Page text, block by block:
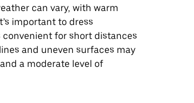
can vary, with warm
important to dress
for short distances
and uneven surfaces may
a moderate level of